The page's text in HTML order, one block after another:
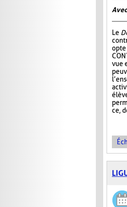
Le
opte
vue
ce,